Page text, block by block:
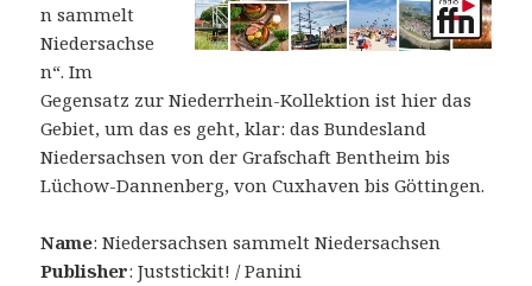
n sammelt
Niedersachse
n“. Im
Gegensatz zur Niederrhein-Kollektion ist hier das
Gebiet, um das es geht, klar: das Bundesland
Niedersachsen von der Grafschaft Bentheim bis
Lüchow-Dannenberg, von Cuxhaven bis Göttingen.
Name: Niedersachsen sammelt Niedersachsen
Publisher: Juststickit! / Panini